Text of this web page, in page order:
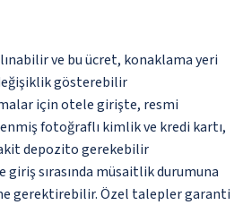
ve bu ücret, konaklama yeri
gösterebilir
için otele girişte, resmi
fotoğraflı kimlik ve kredi kartı,
depozito gerekebilir
sırasında müsaitlik durumuna
gerektirebilir. Özel talepler garanti